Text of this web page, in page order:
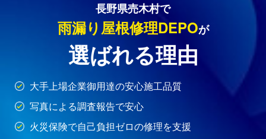
長野県売木村で
雨漏り屋根修理DEPOが
選ばれる理由
大手上場企業御用達の安心施工品質
写真による調査報告で安心
火災保険で自己負担ゼロの修理を支援